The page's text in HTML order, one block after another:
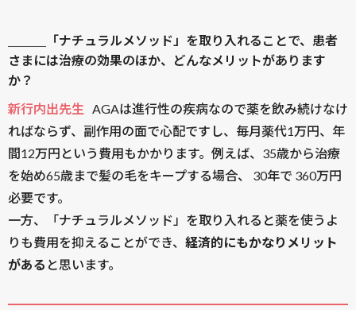
＿＿＿「ナチュラルメソッド」を取り入れることで、患者
さまには治療の効果のほか、どんなメリットがあります
か？
新行内出先生 AGAは進行性の疾病なので薬を飲み続けなけ
ればならず、副作用の面で心配ですし、毎月薬代1万円、年
間12万円という費用もかかります。例えば、35歳から治療
を始め65歳まで髪の毛をキープする場合、 30年で 360万円
必要です。
一方、「ナチュラルメソッド」を取り入れると薬を使うよ
りも費用を抑えることができ、 経済的にもかなりメリット
がある と思います。